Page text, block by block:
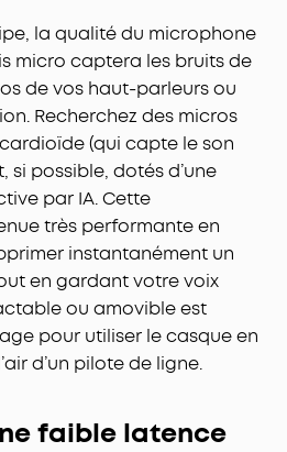
la qualité du microphone
micro captera les bruits de
de vos haut-parleurs ou
Recherchez des micros
(qui capte le son
possible, dotés d’une
par IA. Cette
très performante en
instantanément un
en gardant votre voix
ou amovible est
pour utiliser le casque en
d’un pilote de ligne.
faible latence